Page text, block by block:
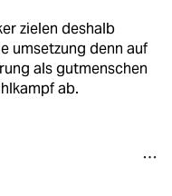
zielen deshalb
umsetzung denn auf
als gutmenschen
ab.